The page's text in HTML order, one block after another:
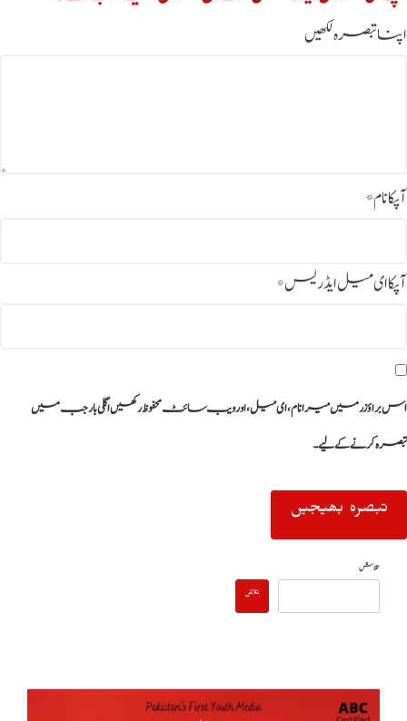
اپنا تبصرہ لکھیں
آپکا نام*
آپکا ای میل ایڈریس*
اس براؤزر میں میرا نام، ای میل، اور ویب سائٹ محفوظ رکھیں اگلی بار جب میں
تبصرہ کرنے کےلیے۔
تلاش
تلاش